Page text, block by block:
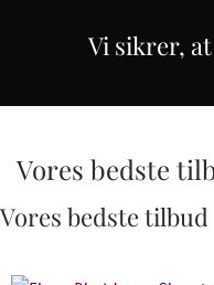
Vi sikrer,
Vores bedste
Vores bedste tilbud